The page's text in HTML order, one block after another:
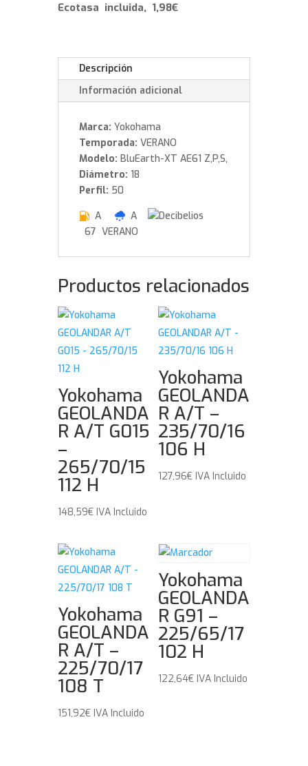
V
Ecotasa incluida, 1,98€
Descripción
Información adicional
Marca: Yokohama
Temporada: VERANO
Modelo: BluEarth-XT AE61 Z,P,S,
Diámetro: 18
Perfil: 50
A
A
67 VERANO
Productos relacionados
Yokohama
GEOLANDA
R A/T G015
–
265/70/15
112 H
148,59€ IVA Incluido
Yokohama
GEOLANDA
R A/T –
235/70/16
106 H
127,96€ IVA Incluido
Yokohama
GEOLANDA
R A/T –
225/70/17
108 T
151,92€ IVA Incluido
Yokohama
GEOLANDA
R G91 –
225/65/17
102 H
122,64€ IVA Incluido